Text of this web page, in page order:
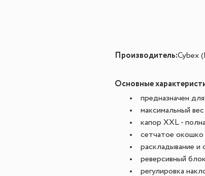
Производитель:Cybex
Основные
предназначен
максимальный
капор XXL -
сетчатое окошко
раскладывание и
реверсивный
регулировка